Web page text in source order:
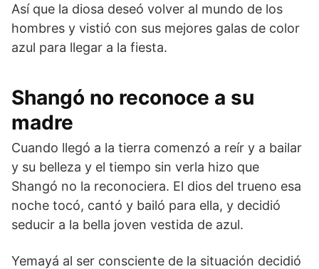
Así que la diosa deseó volver al mundo de los
hombres y vistió con sus mejores galas de color
azul para llegar a la fiesta.
Shangó no reconoce a su
madre
Cuando llegó a la tierra comenzó a reír y a bailar
y su belleza y el tiempo sin verla hizo que
Shangó no la reconociera. El dios del trueno esa
noche tocó, cantó y bailó para ella, y decidió
seducir a la bella joven vestida de azul.
Yemayá al ser consciente de la situación decidió